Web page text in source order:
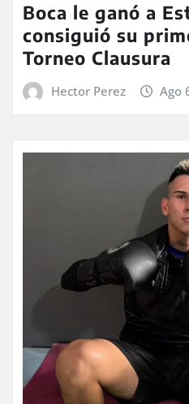
Boca le ganó a
consiguió su
Torneo Clausura
Hector Perez Ago